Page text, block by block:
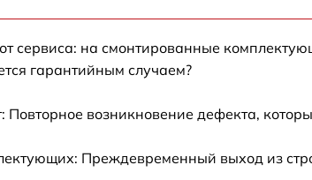
волновода Sharp R-622STWE
блока управления Sharp R-622STWE
сервиса: на смонтированные
гарантийным случаем?
Повторное возникновение дефекта,
Преждевременный выход из